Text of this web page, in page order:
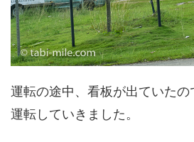
運転の途中、看板が出ていたの
運転していきました。